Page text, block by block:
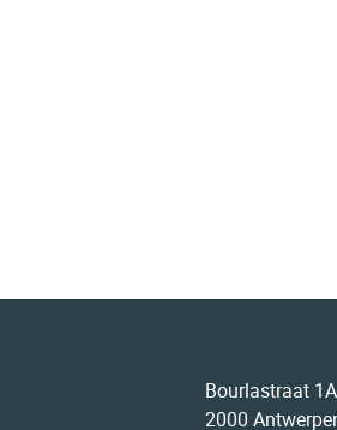
Bourlastraat
2000